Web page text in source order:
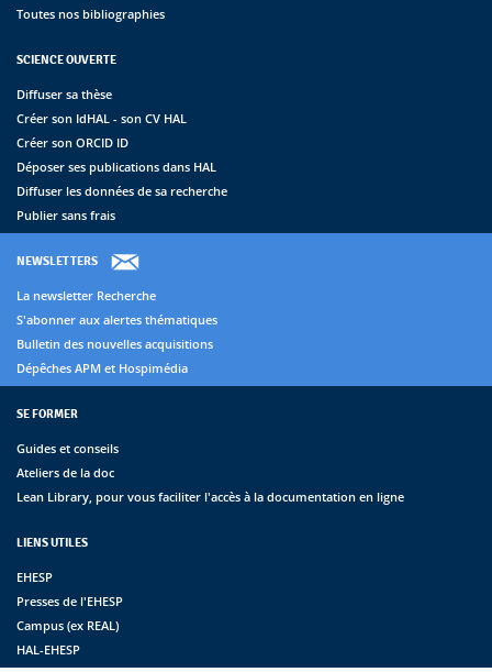
Toutes nos bibliographies
SCIENCE OUVERTE
Diffuser sa thèse
Créer son IdHAL - son CV HAL
Créer son ORCID ID
Déposer ses publications dans HAL
Diffuser les données de sa recherche
Publier sans frais
NEWSLETTERS
La newsletter Recherche
S'abonner aux alertes thématiques
Bulletin des nouvelles acquisitions
Dépêches APM et Hospimédia
SE FORMER
Guides et conseils
Ateliers de la doc
Lean Library, pour vous faciliter l'accès à la documentation en ligne
LIENS UTILES
EHESP
Presses de l'EHESP
Campus (ex REAL)
HAL-EHESP